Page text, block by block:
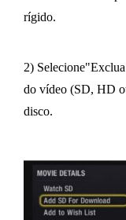
rígido.
2)
do vídeo (SD, HD
disco.